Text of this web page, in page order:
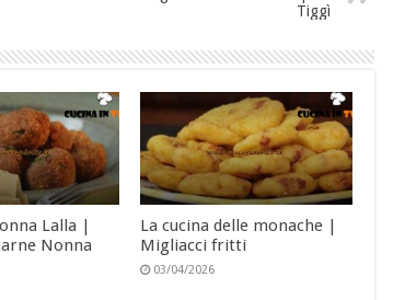
Tiggì
Lalla |
Nonna
La cucina delle monache |
Migliacci fritti
03/04/2026